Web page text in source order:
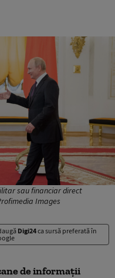
sau financiar direct
Images
Digi24ca sursă preferată în
de informaţii